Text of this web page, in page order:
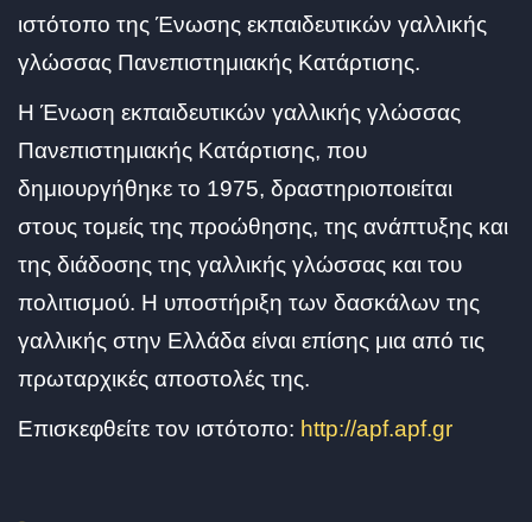
ιστότοπο της Ένωσης εκπαιδευτικών γαλλικής
γλώσσας Πανεπιστημιακής Κατάρτισης.
Η Ένωση εκπαιδευτικών γαλλικής γλώσσας
Πανεπιστημιακής Κατάρτισης, που
δημιουργήθηκε το 1975, δραστηριοποιείται
στους τομείς της προώθησης, της ανάπτυξης και
της διάδοσης της γαλλικής γλώσσας και του
πολιτισμού. Η υποστήριξη των δασκάλων της
γαλλικής στην Ελλάδα είναι επίσης μια από τις
πρωταρχικές αποστολές της.
Επισκεφθείτε τον ιστότοπο: http://apf.apf.gr